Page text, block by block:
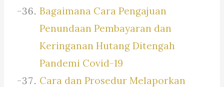
Bagaimana Cara Pengajuan
Penundaan Pembayaran dan
Keringanan Hutang Ditengah
Pandemi Covid-19
Cara dan Prosedur Melaporkan